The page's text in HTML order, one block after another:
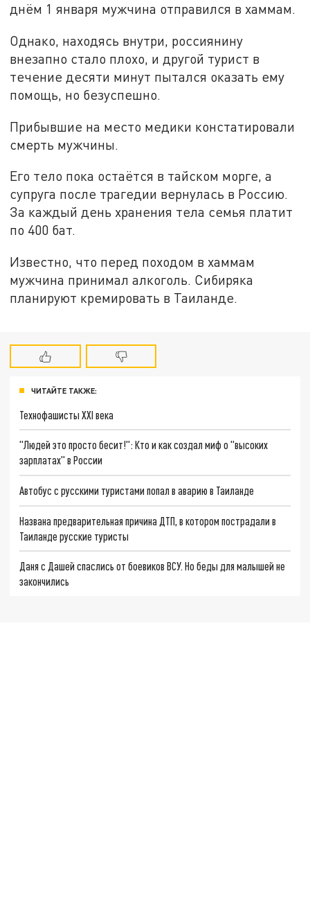
днём 1 января мужчина отправился в хаммам.
Однако, находясь внутри, россиянину
внезапно стало плохо, и другой турист в
течение десяти минут пытался оказать ему
помощь, но безуспешно.
Прибывшие на место медики констатировали
смерть мужчины.
Его тело пока остаётся в тайском морге, а
супруга после трагедии вернулась в Россию.
За каждый день хранения тела семья платит
по 400 бат.
Известно, что перед походом в хаммам
мужчина принимал алкоголь. Сибиряка
планируют кремировать в Таиланде.
ЧИТАЙТЕ ТАКЖЕ:
Технофашисты XXI века
"Людей это просто бесит!": Кто и как создал миф о "высоких
зарплатах" в России
Автобус с русскими туристами попал в аварию в Таиланде
Названа предварительная причина ДТП, в котором пострадали в
Таиланде русские туристы
Даня с Дашей спаслись от боевиков ВСУ. Но беды для малышей не
закончились